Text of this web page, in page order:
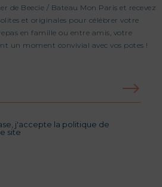
de Beecie / Bateau Mon Paris et recevez
et originales pour célébrer votre
en famille ou entre amis, votre
un moment convivial avec vos potes !
j'accepte la politique de
site